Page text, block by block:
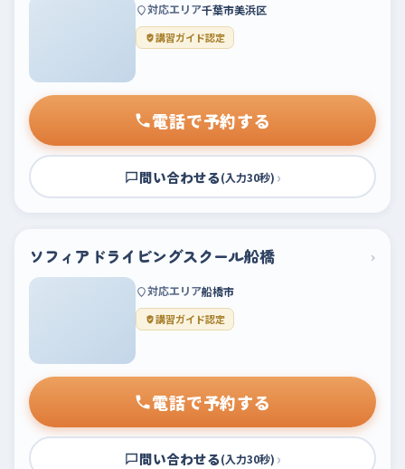
対応エリア千葉市美浜区
講習ガイド認定
電話で予約する
問い合わせる(入力30秒) ›
ソフィアドライビングスクール船橋 ›
対応エリア船橋市
講習ガイド認定
電話で予約する
問い合わせる(入力30秒) ›